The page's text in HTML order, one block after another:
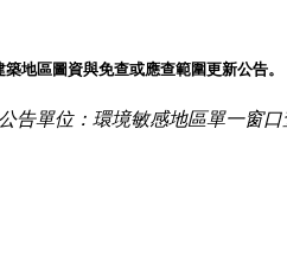
地區圖資與免查或應查範圍更新公告。
公告單位：環境敏感地區單一窗